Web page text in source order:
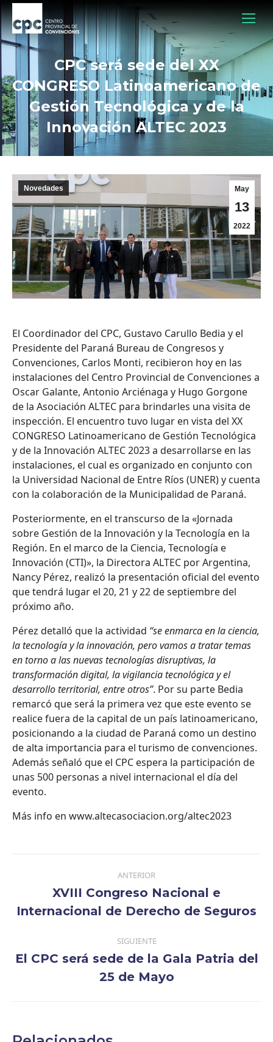
CPC será sede del XX
CONGRESO Latinoamericano de
Gestión Tecnológica y de la
Innovación ALTEC 2023
May
13
2022
Novedades
El Coordinador del CPC, Gustavo Carullo Bedia y el
Presidente del Paraná Bureau de Congresos y
Convenciones, Carlos Monti, recibieron hoy en las
instalaciones del Centro Provincial de Convenciones a
Oscar Galante, Antonio Arciénaga y Hugo Gorgone
de la Asociación ALTEC para brindarles una visita de
inspección. El encuentro tuvo lugar en vista del XX
CONGRESO Latinoamericano de Gestión Tecnológica
y de la Innovación ALTEC 2023 a desarrollarse en las
instalaciones, el cual es organizado en conjunto con
la Universidad Nacional de Entre Ríos (UNER) y cuenta
con la colaboración de la Municipalidad de Paraná.
Posteriormente, en el transcurso de la «Jornada
sobre Gestión de la Innovación y la Tecnología en la
Región. En el marco de la Ciencia, Tecnología e
Innovación (CTI)», la Directora ALTEC por Argentina,
Nancy Pérez, realizó la presentación oficial del evento
que tendrá lugar el 20, 21 y 22 de septiembre del
próximo año.
Pérez detalló que la actividad “se enmarca en la ciencia,
la tecnología y la innovación, pero vamos a tratar temas
en torno a las nuevas tecnologías disruptivas, la
transformación digital, la vigilancia tecnológica y el
desarrollo territorial, entre otros”. Por su parte Bedia
remarcó que será la primera vez que este evento se
realice fuera de la capital de un país latinoamericano,
posicionando a la ciudad de Paraná como un destino
de alta importancia para el turismo de convenciones.
Además señaló que el CPC espera la participación de
unas 500 personas a nivel internacional el día del
evento.
Más info en www.altecasociacion.org/altec2023
publicaciones
ANTERIOR
Publicación
anterior:
XVIII Congreso Nacional e
Internacional de Derecho de Seguros
SIGUIENTE
Publicación
siguiente:
El CPC será sede de la Gala Patria del
25 de Mayo